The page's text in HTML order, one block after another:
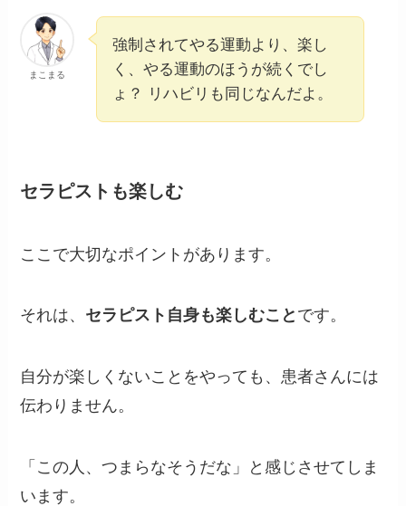
まこまる
強制されてやる運動より、楽し
く、やる運動のほうが続くでし
ょ？ リハビリも同じなんだよ。
セラピストも楽しむ
ここで大切なポイントがあります。
それは、 セラピスト自身も楽しむこと です。
自分が楽しくないことをやっても、患者さんには
伝わりません。
「この人、つまらなそうだな」と感じさせてしま
います。